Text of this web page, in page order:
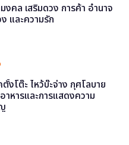
งคล เสริมดวง การค้า อำนาจ
และความรัก
ตั้งโต๊ะ ไหว้บ๊ะจ่าง กุศโลบาย
าหารและการแสดงความ